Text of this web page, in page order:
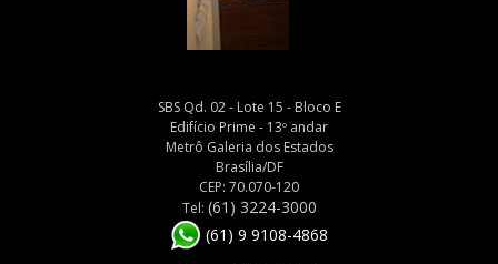
SBS Qd. 02 - Lote 15 - Bloco E
Edifício Prime - 13º andar
Metrô Galeria dos Estados
Brasília/DF
CEP: 70.070-120
Tel: (61) 3224-3000
(61) 9 9108-4868